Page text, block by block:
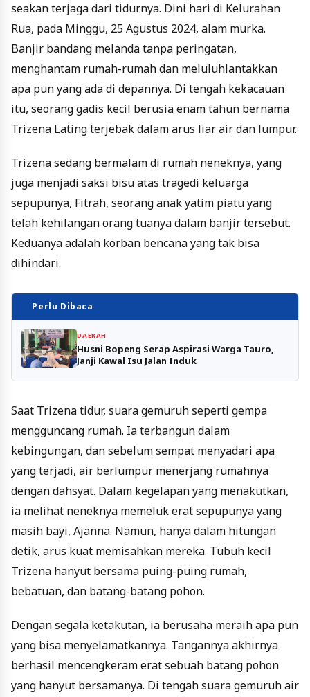
seakan terjaga dari tidurnya. Dini hari di Kelurahan
Rua, pada Minggu, 25 Agustus 2024, alam murka.
Banjir bandang melanda tanpa peringatan,
menghantam rumah-rumah dan meluluhlantakkan
apa pun yang ada di depannya. Di tengah kekacauan
itu, seorang gadis kecil berusia enam tahun bernama
Trizena Lating terjebak dalam arus liar air dan lumpur.
Trizena sedang bermalam di rumah neneknya, yang
juga menjadi saksi bisu atas tragedi keluarga
sepupunya, Fitrah, seorang anak yatim piatu yang
telah kehilangan orang tuanya dalam banjir tersebut.
Keduanya adalah korban bencana yang tak bisa
dihindari.
Perlu Dibaca
DAERAH
Husni Bopeng Serap Aspirasi Warga Tauro,
Janji Kawal Isu Jalan Induk
Saat Trizena tidur, suara gemuruh seperti gempa
mengguncang rumah. Ia terbangun dalam
kebingungan, dan sebelum sempat menyadari apa
yang terjadi, air berlumpur menerjang rumahnya
dengan dahsyat. Dalam kegelapan yang menakutkan,
ia melihat neneknya memeluk erat sepupunya yang
masih bayi, Ajanna. Namun, hanya dalam hitungan
detik, arus kuat memisahkan mereka. Tubuh kecil
Trizena hanyut bersama puing-puing rumah,
bebatuan, dan batang-batang pohon.
Dengan segala ketakutan, ia berusaha meraih apa pun
yang bisa menyelamatkannya. Tangannya akhirnya
berhasil mencengkeram erat sebuah batang pohon
yang hanyut bersamanya. Di tengah suara gemuruh air